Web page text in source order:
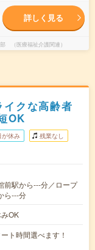
詳しく見る
（医療福祉介護関連）
イクな高齢者
OK
が休み 残業なし
前駅から---分／ロープ
ら---分
OK
ト時間選べます！